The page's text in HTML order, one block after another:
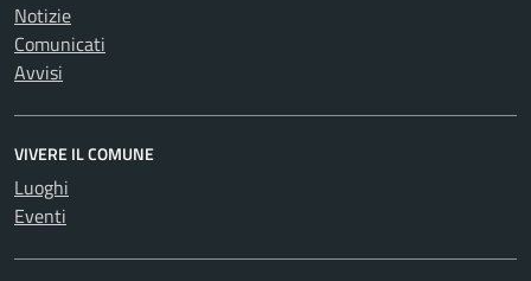
Notizie
Comunicati
Avvisi
VIVERE IL COMUNE
Luoghi
Eventi